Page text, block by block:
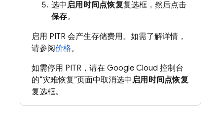
选中启用时间点恢复复选框，然后点击
保存。
启用 PITR 会产生存储费用。如需了解详情，
请参阅价格。
如需停用 PITR，请在 Google Cloud 控制台
的“灾难恢复”页面中取消选中启用时间点恢复
复选框。